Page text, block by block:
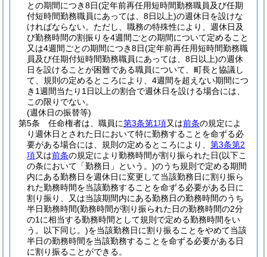
との期間につき8日(定年前再任用短時間勤務職員及び任期
付短時間勤務職員にあっては、8日以上)の週休日を設けな
ければならない。 ただし、職務の特殊性により、週休日及
び勤務時間の割振りを4週間ごとの期間について定めること
又は4週間ごとの期間につき8日(定年前再任用短時間勤務職
員及び任期付短時間勤務職員にあっては、8日以上)の週休
日を設けることが困難である職員について、町長と協議し
て、規則の定めるところにより、4週間を超えない期間につ
き1週間当たり1日以上の割合で週休日を設ける場合には、
この限りでない。
(週休日の振替等)
第5条
任命権者は、職員に第3条第1項又は前条の規定によ
り週休日とされた日において特に勤務することを命ずる必
要がある場合には、規則の定めるところにより、 第3条第2
項又は前条の規定により勤務時間が割り振られた日(以下こ
の条において「勤務日」という。)のうち規則で定める期間
内にある勤務日を週休日に変更して当該勤務日に割り振ら
れた勤務時間を当該勤務することを命ずる必要がある日に
割り振り、又は当該期間内にある勤務日の勤務時間のうち
半日勤務時間(勤務時間が割り振られた日の勤務時間の2分
の1に相当する勤務時間として規則で定める勤務時間をい
う。以下同じ。)を当該勤務日に割り振ることをやめて当該
半日の勤務時間を当該勤務することを命ずる必要がある日
に割り振ることができる。